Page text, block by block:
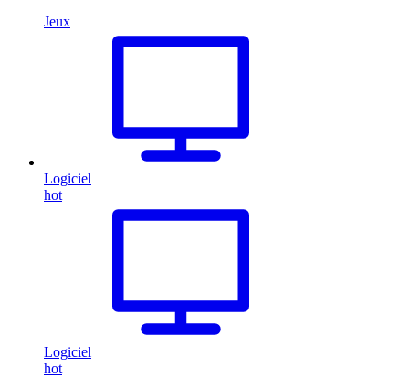
Jeux
Logiciel
hot
Logiciel
hot